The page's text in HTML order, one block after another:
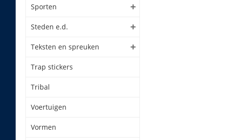
Sporten
Steden e.d.
Teksten en spreuken
Trap stickers
Tribal
Voertuigen
Vormen